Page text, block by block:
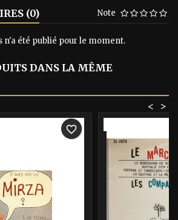
(0) Note
n'a été publié pour le moment.
DANS LA MÊME
>
<
favorite_border